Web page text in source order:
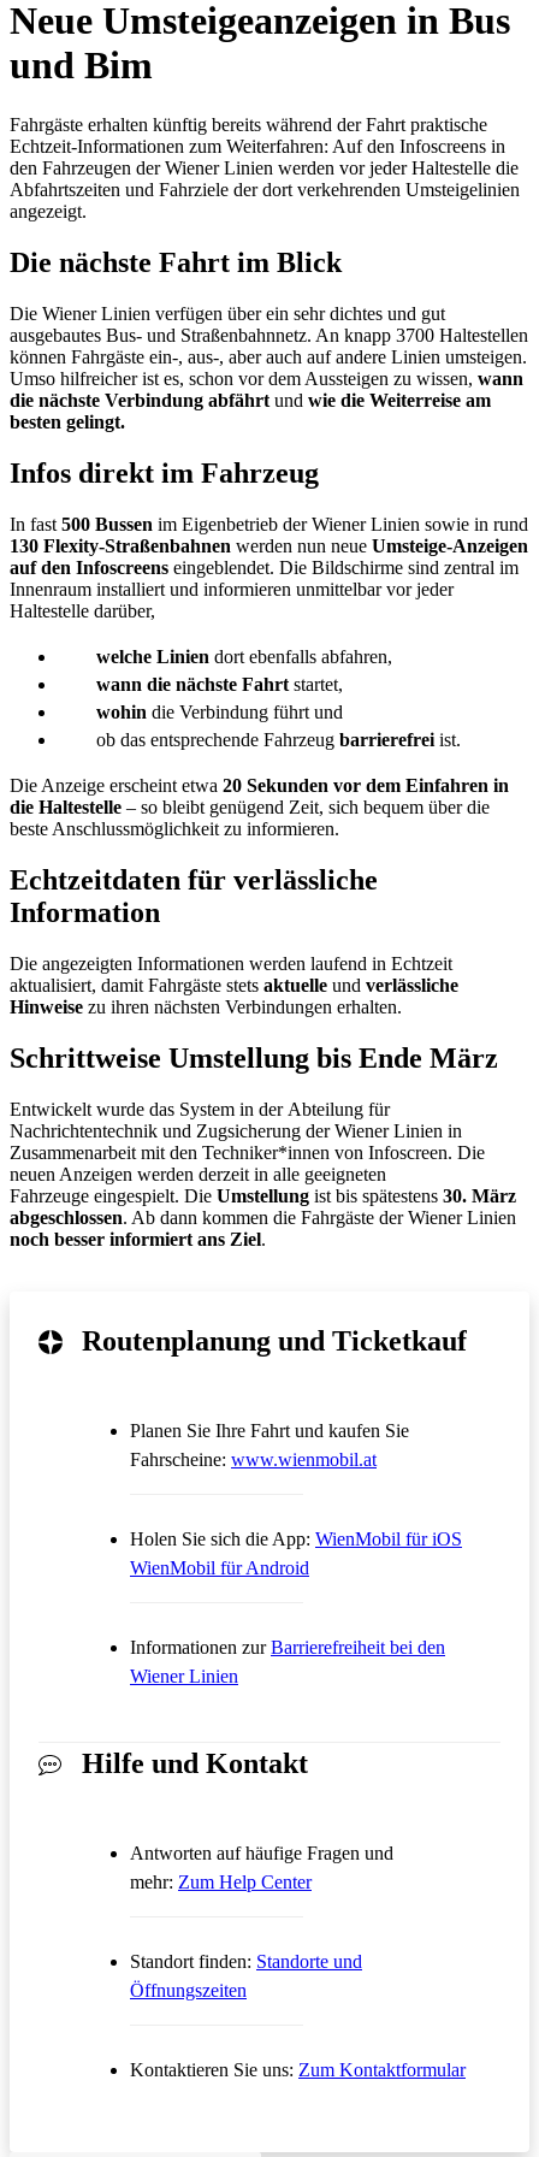
Neue Umsteigeanzeigen in Bus
und Bim
Fahrgäste erhalten künftig bereits während der Fahrt praktische
Echtzeit-Informationen zum Weiterfahren: Auf den Infoscreens in
den Fahrzeugen der Wiener Linien werden vor jeder Haltestelle die
Abfahrtszeiten und Fahrziele der dort verkehrenden Umsteigelinien
angezeigt.
Die nächste Fahrt im Blick
Die Wiener Linien verfügen über ein sehr dichtes und gut
ausgebautes Bus- und Straßenbahnnetz. An knapp 3700 Haltestellen
können Fahrgäste ein-, aus-, aber auch auf andere Linien umsteigen.
Umso hilfreicher ist es, schon vor dem Aussteigen zu wissen, wann
die nächste Verbindung abfährt und wie die Weiterreise am
besten gelingt.
Infos direkt im Fahrzeug
In fast 500 Bussen im Eigenbetrieb der Wiener Linien sowie in rund
130 Flexity-Straßenbahnen werden nun neue Umsteige-Anzeigen
auf den Infoscreens eingeblendet. Die Bildschirme sind zentral im
Innenraum installiert und informieren unmittelbar vor jeder
Haltestelle darüber,
welche Linien dort ebenfalls abfahren,
wann die nächste Fahrt startet,
wohin die Verbindung führt und
ob das entsprechende Fahrzeug barrierefrei ist.
Die Anzeige erscheint etwa 20 Sekunden vor dem Einfahren in
die Haltestelle – so bleibt genügend Zeit, sich bequem über die
beste Anschlussmöglichkeit zu informieren.
Echtzeitdaten für verlässliche
Information
Die angezeigten Informationen werden laufend in Echtzeit
aktualisiert, damit Fahrgäste stets aktuelle und verlässliche
Hinweise zu ihren nächsten Verbindungen erhalten.
Schrittweise Umstellung bis Ende März
Entwickelt wurde das System in der Abteilung für
Nachrichtentechnik und Zugsicherung der Wiener Linien in
Zusammenarbeit mit den Techniker*innen von Infoscreen. Die
neuen Anzeigen werden derzeit in alle geeigneten
Fahrzeuge eingespielt. Die Umstellung ist bis spätestens 30. März
abgeschlossen. Ab dann kommen die Fahrgäste der Wiener Linien
noch besser informiert ans Ziel.
Routenplanung und Ticketkauf
Planen Sie Ihre Fahrt und kaufen Sie
Fahrscheine: www.wienmobil.atÖffnet in einem
Holen Sie sich die App: WienMobil für iOS
WienMobil für Android
Informationen zurBarrierefreiheit bei den
Wiener Linien
Hilfe und Kontakt
Antworten auf häufige Fragen und
mehr: Zum Help CenterÖffnet in einem neuen Tab
Standort finden: Standorte und
Öffnungszeiten
Kontaktieren Sie uns: Zum KontaktformularÖffnet in